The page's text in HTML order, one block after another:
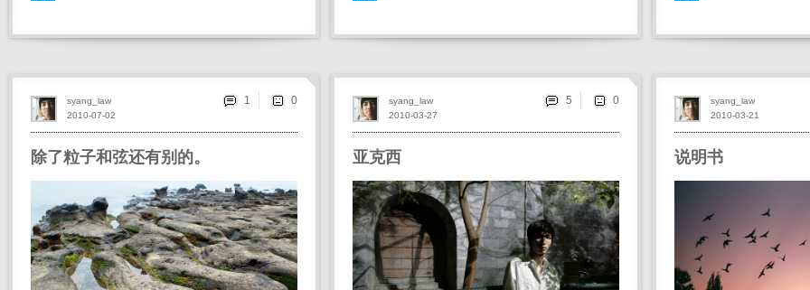
除了粒子和弦还有别的。
2010-07-02
syang_law 1
亚克西
2010-03-27
syang_law 5
说明书
2010-03-21
syang_law